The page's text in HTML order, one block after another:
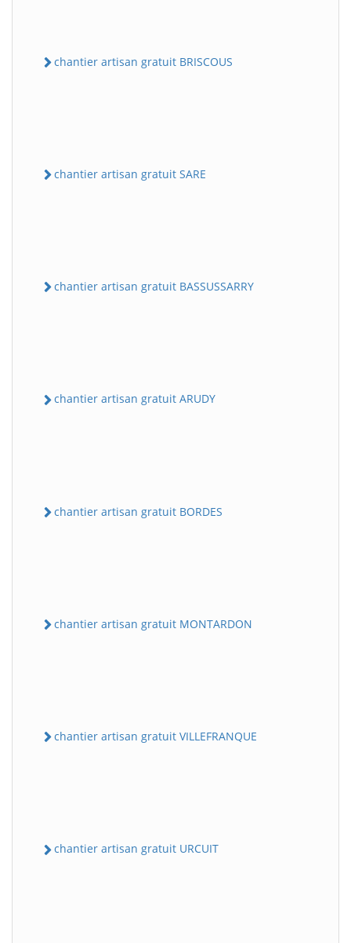
chantier artisan gratuit BRISCOUS
chantier artisan gratuit SARE
chantier artisan gratuit BASSUSSARRY
chantier artisan gratuit ARUDY
chantier artisan gratuit BORDES
chantier artisan gratuit MONTARDON
chantier artisan gratuit VILLEFRANQUE
chantier artisan gratuit URCUIT